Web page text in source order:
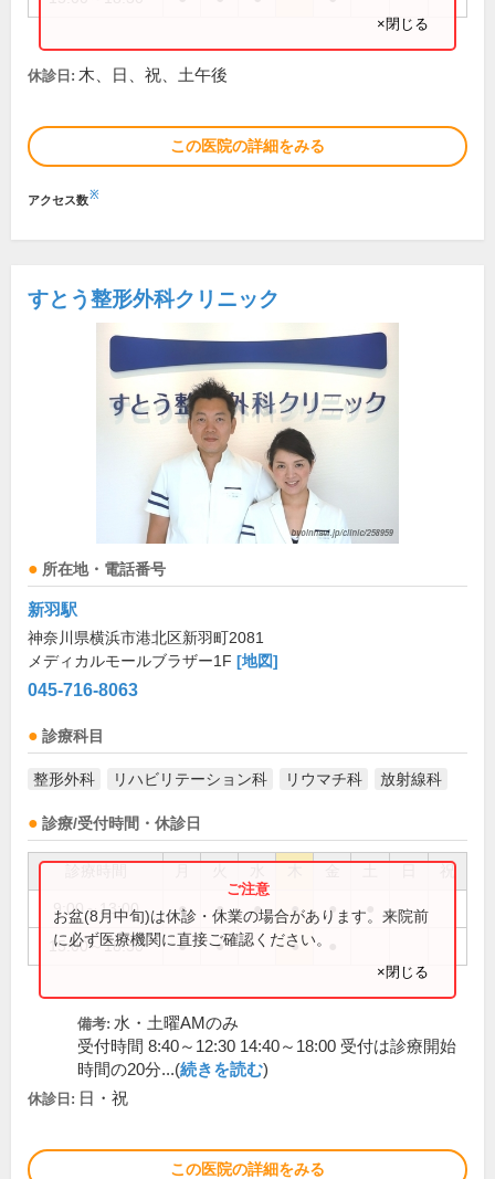
×閉じる
休診日: 木、日、祝、土午後
この医院の詳細をみる
アクセス数※
すとう整形外科クリニック
所在地・電話番号
新羽駅
神奈川県横浜市港北区新羽町2081
メディカルモールブラザー1F [地図]
045-716-8063
診療科目
整形外科 リハビリテーション科 リウマチ科 放射線科
診療/受付時間・休診日
祝
9:00～13:00 ● ● ● ● ●
15:00～18:30 ● ● ●
お盆(8月中旬)は休診・休業の場合があります。来院前
に必ず医療機関に直接ご確認ください。
×閉じる
備考: 水・土曜AMのみ
受付時間 8:40～12:30 14:40～18:00 受付は診療開始
時間の20分...(続きを読む)
休診日: 日・祝
この医院の詳細をみる